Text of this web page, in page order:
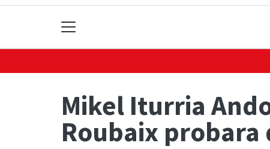
Mikel Iturria
Roubaix probara